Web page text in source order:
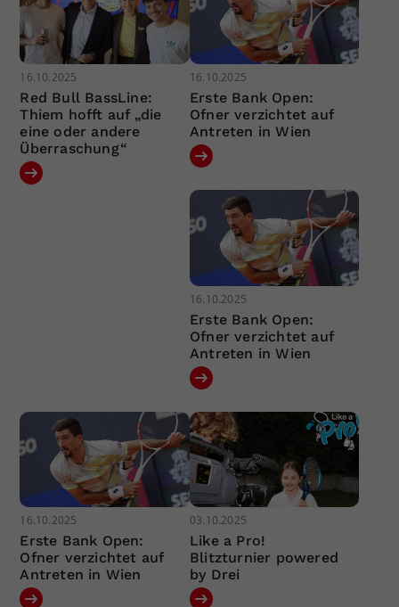
16.10.2025
Red Bull BassLine:
Thiem hofft auf „die
eine oder andere
Überraschung“
16.10.2025
Erste Bank Open:
Ofner verzichtet auf
Antreten in Wien
16.10.2025
Erste Bank Open:
Ofner verzichtet auf
Antreten in Wien
16.10.2025
Erste Bank Open:
Ofner verzichtet auf
Antreten in Wien
03.10.2025
Like a Pro!
Blitzturnier powered
by Drei